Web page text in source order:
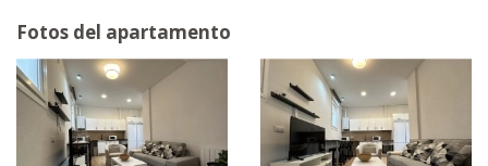
Fotos del apartamento